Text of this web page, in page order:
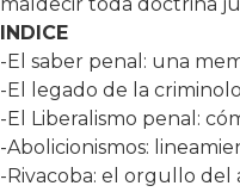
INDICE
-El saber penal: una
-El legado de la
-El Liberalismo penal:
-Abolicionismos:
-Rivacoba: el orgullo del